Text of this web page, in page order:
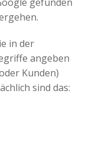
gefunden
in der
angeben
Kunden)
sind das: